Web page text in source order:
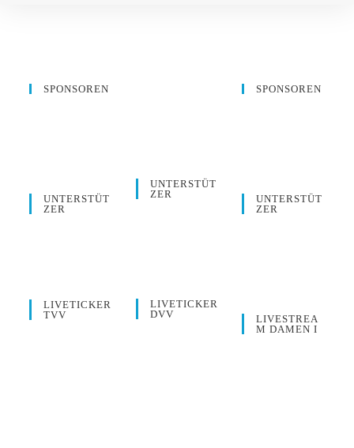
SPONSOREN
UNTERSTÜT
ZER
LIVETICKER
TVV
UNTERSTÜT
ZER
LIVETICKER
DVV
SPONSOREN
UNTERSTÜT
ZER
LIVESTREA
M DAMEN I